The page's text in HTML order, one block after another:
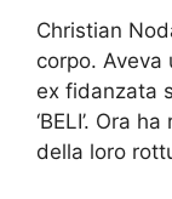
Christian
corpo. Aveva
ex fidanzata
‘BELI’. Ora
della loro